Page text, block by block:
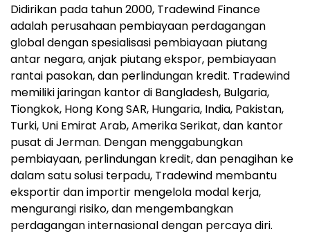
Didirikan pada tahun 2000, Tradewind Finance
adalah perusahaan pembiayaan perdagangan
global dengan spesialisasi pembiayaan piutang
antar negara, anjak piutang ekspor, pembiayaan
rantai pasokan, dan perlindungan kredit. Tradewind
memiliki jaringan kantor di Bangladesh, Bulgaria,
Tiongkok, Hong Kong SAR, Hungaria, India, Pakistan,
Turki, Uni Emirat Arab, Amerika Serikat, dan kantor
pusat di Jerman. Dengan menggabungkan
pembiayaan, perlindungan kredit, dan penagihan ke
dalam satu solusi terpadu, Tradewind membantu
eksportir dan importir mengelola modal kerja,
mengurangi risiko, dan mengembangkan
perdagangan internasional dengan percaya diri.